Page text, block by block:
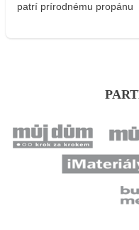
patrí prírodnému propánu